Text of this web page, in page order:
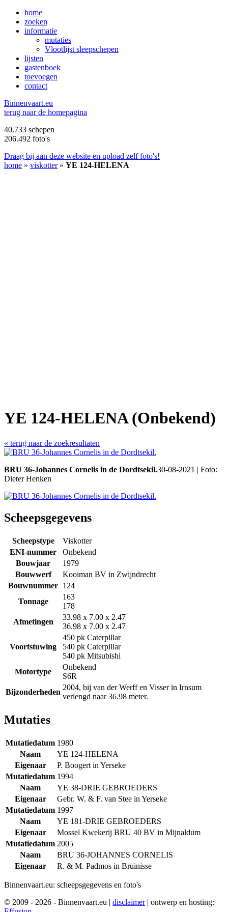
home
zoeken
informatie
mutaties
Vlootlijst sleepschepen
lijsten
gastenboek
toevoegen
contact
Binnenvaart.eu
terug naar de homepagina
40.733 schepen
206.492 foto's
Draag bij aan deze website en upload zelf foto's!
home » viskotter» YE 124-HELENA
YE 124-HELENA (Onbekend)
« terug naar de zoekresultaten
BRU 36-Johannes Cornelis in de Dordtsekil.30-08-2021 | Foto:
Dieter Henken
Scheepsgegevens
Scheepstype
Viskotter
ENI-nummer
Onbekend
Bouwjaar
1979
Bouwwerf
Kooiman BV in Zwijndrecht
Bouwnummer 124
Tonnage
163
178
Afmetingen
33.98 x 7.00 x 2.47
36.98 x 7.00 x 2.47
Voortstuwing
450 pk Caterpillar
540 pk Caterpillar
540 pk Mitsubishi
Motortype
Onbekend
S6R
Bijzonderheden
2004, bij van der Werff en Visser in Irnsum
verlengd naar 36.98 meter.
Mutaties
Mutatiedatum 1980
Naam
YE 124-HELENA
Eigenaar
P. Boogert in Yerseke
Mutatiedatum 1994
Naam
YE 38-DRIE GEBROEDERS
Eigenaar
Gebr. W. & F. van Stee in Yerseke
Mutatiedatum 1997
Naam
YE 181-DRIE GEBROEDERS
Eigenaar
Mossel Kwekerij BRU 40 BV in Mijnaldum
Mutatiedatum 2005
Naam
BRU 36-JOHANNES CORNELIS
Eigenaar
R. & M. Padmos in Bruinisse
Binnenvaart.eu: scheepsgegevens en foto's
© 2009 - 2026 - Binnenvaart.eu | disclaimer | ontwerp en hosting: